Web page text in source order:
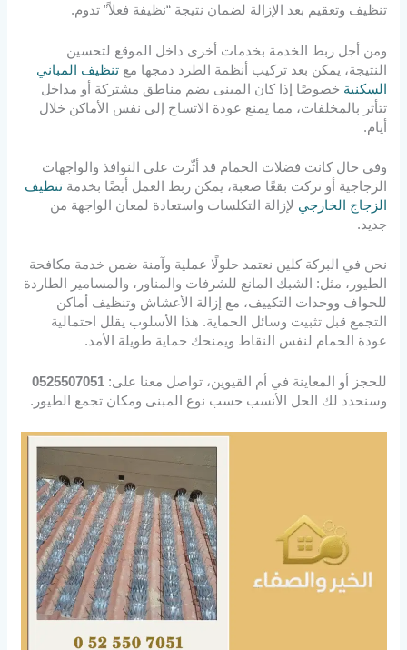
تنظيف وتعقيم بعد الإزالة لضمان نتيجة “نظيفة فعلاً” تدوم.
ومن أجل ربط الخدمة بخدمات أخرى داخل الموقع لتحسين
النتيجة، يمكن بعد تركيب أنظمة الطرد دمجها معتنظيف المباني
السكنية خصوصًا إذا كان المبنى يضم مناطق مشتركة أو مداخل
تتأثر بالمخلفات، مما يمنع عودة الاتساخ إلى نفس الأماكن خلال
أيام.
وفي حال كانت فضلات الحمام قد أثّرت على النوافذ والواجهات
الزجاجية أو تركت بقعًا صعبة، يمكن ربط العمل أيضًا بخدمةتنظيف
الزجاج الخارجي لإزالة التكلسات واستعادة لمعان الواجهة من
جديد.
نحن في البركة كلين نعتمد حلولًا عملية وآمنة ضمن خدمة مكافحة
الطيور، مثل: الشبك المانع للشرفات والمناور، والمسامير الطاردة
للحواف ووحدات التكييف، مع إزالة الأعشاش وتنظيف أماكن
التجمع قبل تثبيت وسائل الحماية. هذا الأسلوب يقلل احتمالية
عودة الحمام لنفس النقاط ويمنحك حماية طويلة الأمد.
للحجز أو المعاينة في أم القيوين، تواصل معنا على:0525507051
وسنحدد لك الحل الأنسب حسب نوع المبنى ومكان تجمع الطيور.